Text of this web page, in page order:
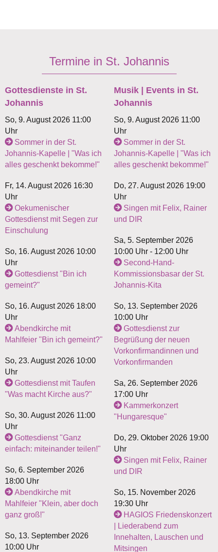
Termine in St. Johannis
Gottesdienste in St.
Johannis
So, 9. August 2026 11:00
Uhr
Sommer in der St.
Johannis-Kapelle | "Was ich
alles geschenkt bekomme!"
Fr, 14. August 2026 16:30
Uhr
Oekumenischer
Gottesdienst mit Segen zur
Einschulung
So, 16. August 2026 10:00
Uhr
Gottesdienst "Bin ich
gemeint?"
So, 16. August 2026 18:00
Uhr
Abendkirche mit
Mahlfeier "Bin ich gemeint?"
So, 23. August 2026 10:00
Uhr
Gottesdienst mit Taufen
"Was macht Kirche aus?"
So, 30. August 2026 11:00
Uhr
Gottesdienst "Ganz
einfach: miteinander teilen!"
So, 6. September 2026
18:00 Uhr
Abendkirche mit
Mahlfeier "Klein, aber doch
ganz groß!"
So, 13. September 2026
10:00 Uhr
Musik | Events in St.
Johannis
So, 9. August 2026 11:00
Uhr
Sommer in der St.
Johannis-Kapelle | "Was ich
alles geschenkt bekomme!"
Do, 27. August 2026 19:00
Uhr
Singen mit Felix, Rainer
und DIR
Sa, 5. September 2026
10:00 Uhr - 12:00 Uhr
Second-Hand-
Kommissionsbasar der St.
Johannis-Kita
So, 13. September 2026
10:00 Uhr
Gottesdienst zur
Begrüßung der neuen
Vorkonfirmandinnen und
Vorkonfirmanden
Sa, 26. September 2026
17:00 Uhr
Kammerkonzert
"Hungaresque"
Do, 29. Oktober 2026 19:00
Uhr
Singen mit Felix, Rainer
und DIR
So, 15. November 2026
19:30 Uhr
HAGIOS Friedenskonzert
| Liederabend zum
Innehalten, Lauschen und
Mitsingen